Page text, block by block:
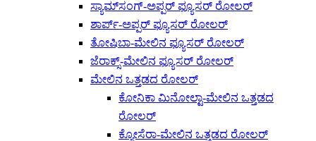
ಸ್ಯಾಮ್‌ಸಂಗ್-ಅಪ್ಪರ್ ಫ್ಯೂಸರ್ ರೋಲರ್
ಶಾರ್ಪ್-ಅಪ್ಪರ್ ಫ್ಯೂಸರ್ ರೋಲರ್
ತೋಷಿಬಾ-ಮೇಲಿನ ಫ್ಯೂಸರ್ ರೋಲರ್
ಜೆರಾಕ್ಸ್-ಮೇಲಿನ ಫ್ಯೂಸರ್ ರೋಲರ್
ಮೇಲಿನ ಒತ್ತಡದ ರೋಲರ್
ಕೋನಿಕಾ ಮಿನೋಲ್ಟಾ-ಮೇಲಿನ ಒತ್ತಡದ
ರೋಲರ್
ಕ್ಯೋಸೆರಾ-ಮೇಲಿನ ಒತ್ತಡದ ರೋಲರ್